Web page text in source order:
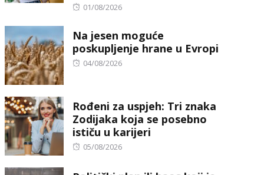
Posted
01/08/2026
Na jesen moguće
poskupljenje hrane u Evropi
Posted
04/08/2026
Rođeni za uspjeh: Tri znaka
Zodijaka koja se posebno
ističu u karijeri
Posted
05/08/2026